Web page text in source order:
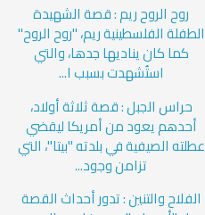
روح الروح ريم : قصة الشهيدة
الطفلة الفلسطينية ريم، "روح الروح"
كما كان يناديها جدها، والتي
استُشهدت بسبب ا...
حراس الجبل : قصة ثلاثة أولاد،
أحدهم يعود من أمريكا ليقضي
عطلته الصيفية في بلدته "بيتا"، التي
تزامن وجود...
الفلاح والتنين : تدور أحداث القصة